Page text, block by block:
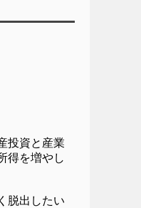
投資と産業
得を増やし
脱出したい